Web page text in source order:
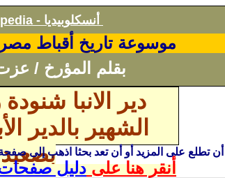
- أنسكلوبيديا
موسوعة تاريخ أقباط
بقلم المؤرخ /
دير الانبا
الشهير بالدير
أن تطلع على المزيد أو أن تعد بحثا اذهب إلى
أنقر هنا علىدليل